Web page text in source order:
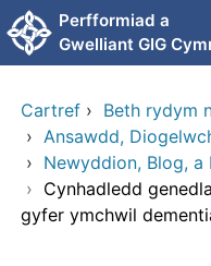
Neidio i'r prif gynnwy
Perfformiad a
Gwelliant GIG
Cartref › Beth rydym
› Ansawdd,
› Newyddion, Blog, a
› Cynhadledd
gyfer ymchwil